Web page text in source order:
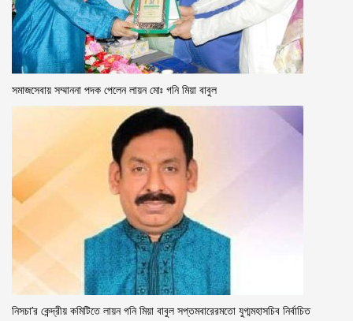
সমাজসেবায় সম্মাননা পদক পেলেন লায়ন মোঃ গনি মিয়া বাবুল
নিসচা’র কেন্দ্রীয় কমিটিতে লায়ন গনি মিয়া বাবুল সপ্তমবারেরমতো যুগ্মমহাসচিব নির্বাচিত